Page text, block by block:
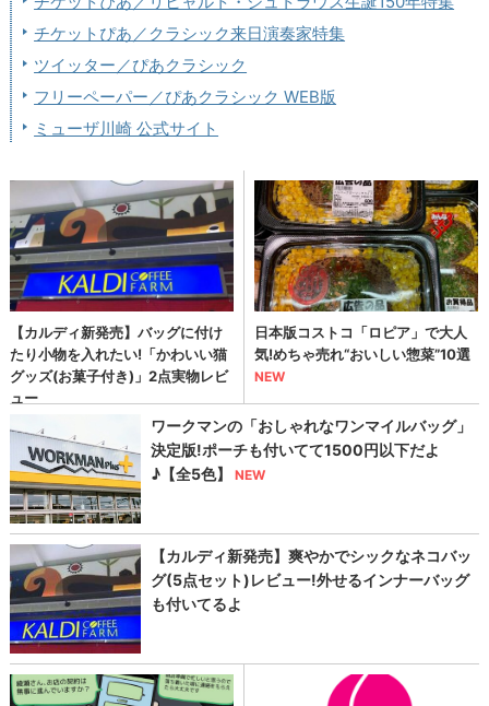
チケットぴあ／クラシック来日演奏家特集
ツイッター／ぴあクラシック
フリーペーパー／ぴあクラシック WEB版
ミューザ川崎 公式サイト